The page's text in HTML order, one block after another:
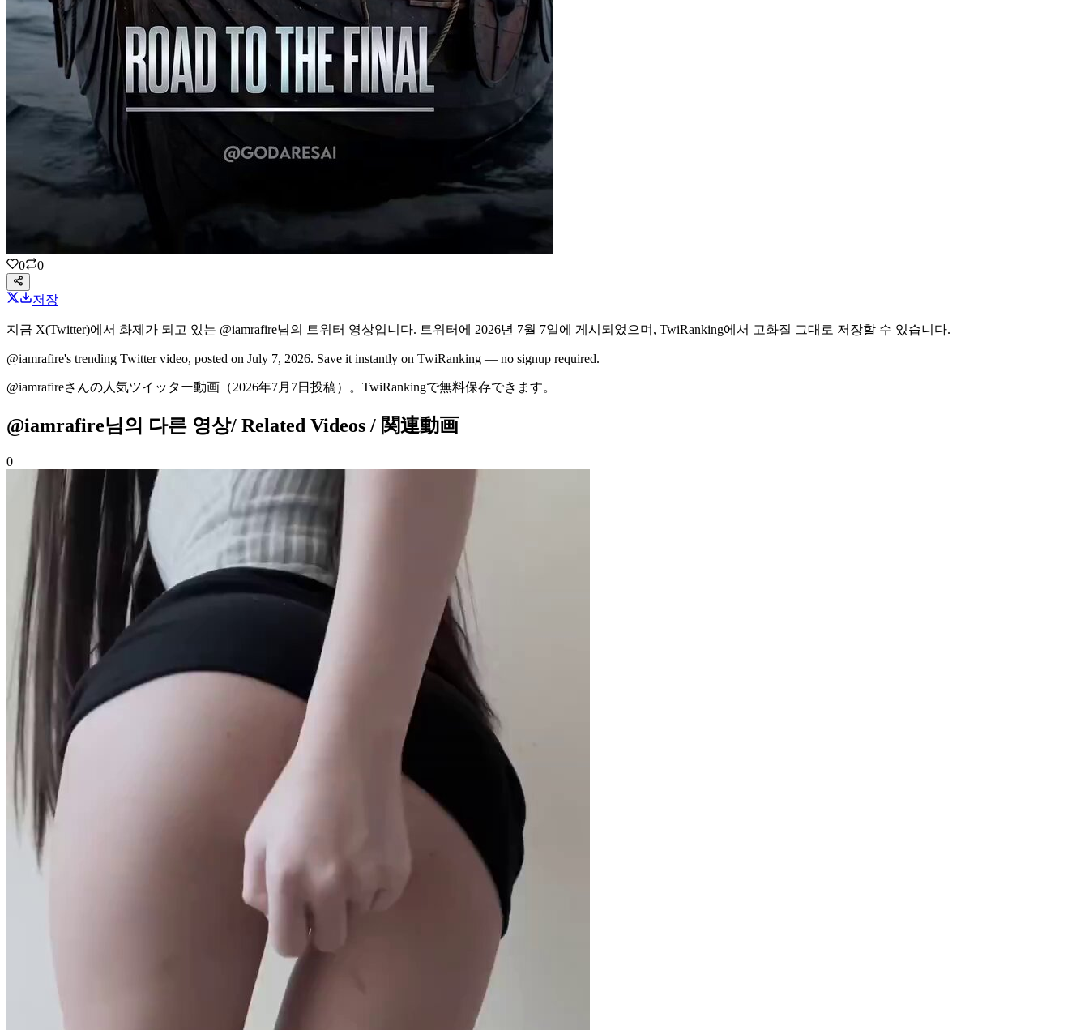
0 0
저장
지금 X(Twitter)에서 화제가 되고 있는 @iamrafire님의 트위터 영상입니다. 트위터에 2026년 7월 7일에 게시되었으며, TwiRanking에서 고화질 그대로 저장할 수 있습니다.
@iamrafire's trending Twitter video, posted on July 7, 2026. Save it instantly on TwiRanking — no signup required.
@iamrafireさんの人気ツイッター動画 （2026年7月7日投稿） 。TwiRankingで無料保存できます。
@iamrafire님의 다른 영상/ Related Videos / 関連動画
0